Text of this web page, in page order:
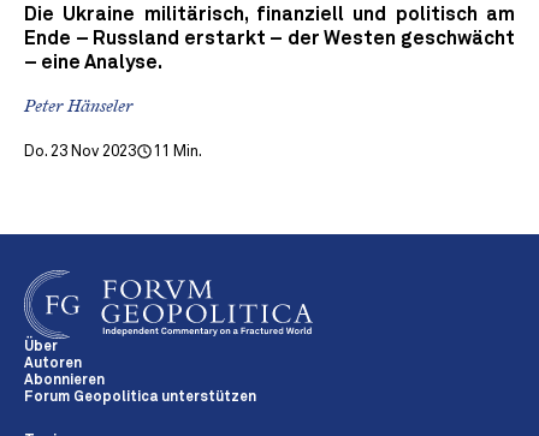
Die Ukraine militärisch, finanziell und politisch am
Ende – Russland erstarkt – der Westen geschwächt
– eine Analyse.
Peter Hänseler
Do. 23 Nov 2023 11 Min.
Über
Autoren
Abonnieren
Forum Geopolitica unterstützen